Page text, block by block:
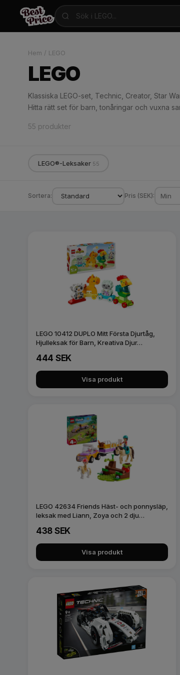
Hem / LEGO
LEGO
Klassiska LEGO-set, Technic, Creator, Star
Hitta rätt set för barn, tonåringar och vuxna
55 produkter
LEGO®-Leksaker 55
Sortera: Pris (SEK):
LEGO 10412 DUPLO Mitt Första Djurtåg,
Hjulleksak för Barn, Kreativa Djur…
444 SEK
Visa produkt
LEGO 42634 Friends Häst- och ponnysläp,
leksak med Liann, Zoya och 2 dju…
438 SEK
Visa produkt